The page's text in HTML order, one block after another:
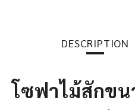
DESCRIPTION
โซฟาไม้สักขน